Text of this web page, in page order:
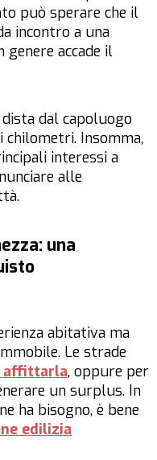
può sperare che il
incontro a una
accade il
dista dal capoluogo
chilometri. Insomma,
interessi a
alle
una
abitativa ma
Le strade
affittarla, oppure per
un surplus. In
ha bisogno, è bene
edilizia